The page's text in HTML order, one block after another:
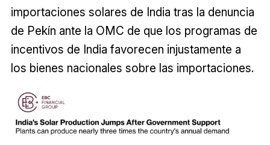
importaciones solares de India tras la denuncia
de Pekín ante la OMC de que los programas de
incentivos de India favorecen injustamente a
los bienes nacionales sobre las importaciones.